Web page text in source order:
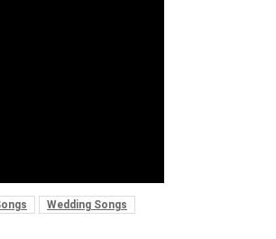
Wedding Songs